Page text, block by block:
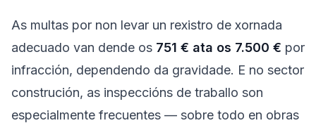
As multas por non levar un rexistro de xornada
adecuado van dende os 751 € ata os 7.500 € por
infracción, dependendo da gravidade. E no sector
construción, as inspeccións de traballo son
especialmente frecuentes — sobre todo en obras